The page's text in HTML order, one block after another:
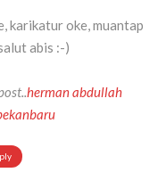
karikatur oke, muantap
abis :-)
herman abdullah